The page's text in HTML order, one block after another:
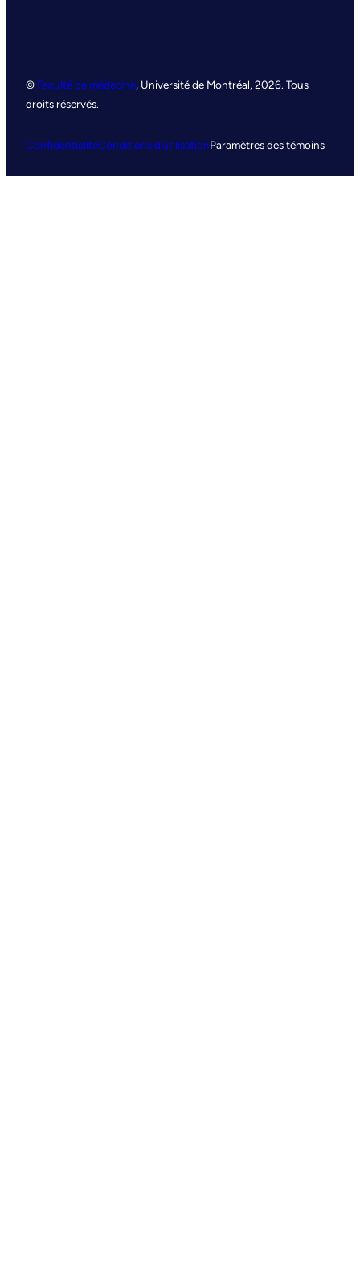
© Faculté de médecine, Université de Montréal, 2026. Tous
droits réservés.
ConfidentialitéConditions d’utilisationParamètres des témoins